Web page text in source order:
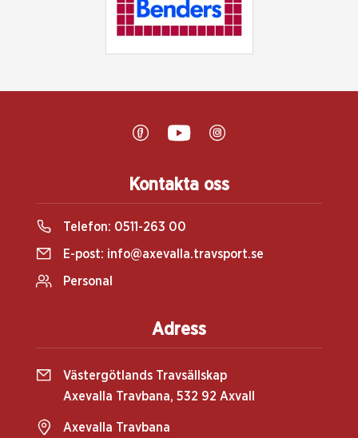
Kontakta oss
Telefon: 0511-263 00
E-post: info@axevalla.travsport.se
Personal
Adress
Västergötlands Travsällskap
Axevalla Travbana, 532 92 Axvall
Axevalla Travbana